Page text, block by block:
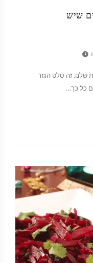
שיש
זה סלט הגזר
כל כך…